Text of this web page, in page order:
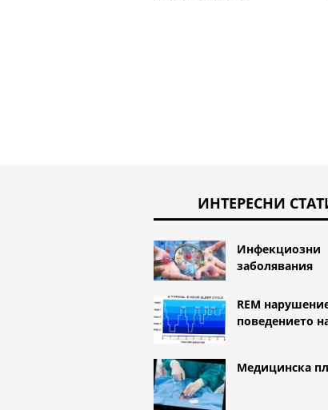
ИНТЕРЕСНИ
Инфекциозни
заболявания
REM
поведението
Медицинска